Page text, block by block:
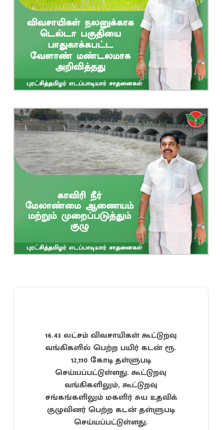
16.43 லட்சம் விவசாயிகள் கூட்டுறவு
வங்கிகளில் பெற்ற பயிர் கடன் ரூ.
12,110 கோடி தள்ளுபடி
செய்யப்பட்டுள்ளது. கூட்டுறவு
வங்கிகளிலும், கூட்டுறவு
சங்கங்களிலும் மகளிர் சுய உதவிக்
குழுவினர் பெற்ற கடன் தள்ளுபடி
செய்யப்பட்டுள்ளது.